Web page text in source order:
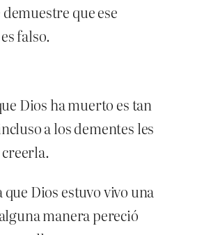
que ese
falso.
Dios ha muerto es tan
a los dementes les
Dios estuvo vivo una
manera pereció